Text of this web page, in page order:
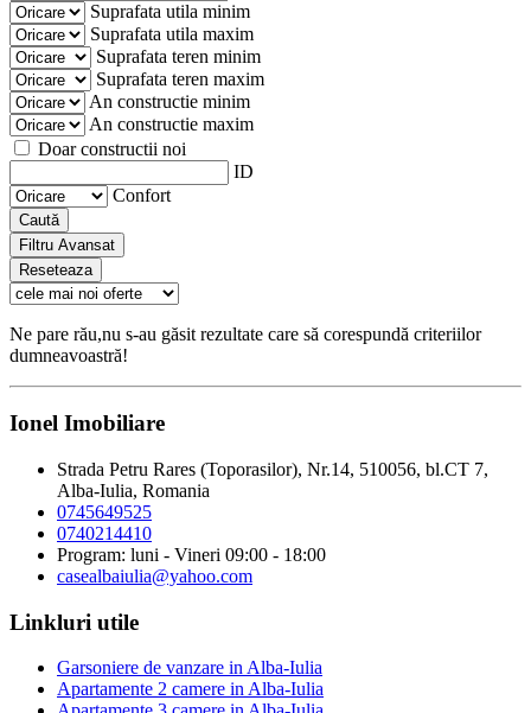
Suprafata utila minim
Suprafata utila maxim
Suprafata teren minim
Suprafata teren maxim
An constructie minim
An constructie maxim
Doar constructii noi
ID
Confort
Caută
Filtru Avansat
Reseteaza
Ne pare rău,nu s-au găsit rezultate care să corespundă criteriilor
dumneavoastră!
Ionel Imobiliare
Strada Petru Rares (Toporasilor), Nr.14, 510056, bl.CT 7,
Alba-Iulia, Romania
0745649525
0740214410
Program: luni - Vineri 09:00 - 18:00
casealbaiulia@yahoo.com
Linkluri utile
Garsoniere de vanzare in Alba-Iulia
Apartamente 2 camere in Alba-Iulia